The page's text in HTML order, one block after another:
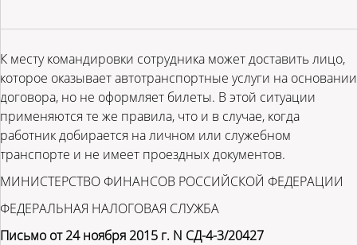
К месту командировки сотрудника может доставить лицо,
которое оказывает автотранспортные услуги на основании
договора, но не оформляет билеты. В этой ситуации
применяются те же правила, что и в случае, когда
работник добирается на личном или служебном
транспорте и не имеет проездных документов.
МИНИСТЕРСТВО ФИНАНСОВ РОССИЙСКОЙ ФЕДЕРАЦИИ
ФЕДЕРАЛЬНАЯ НАЛОГОВАЯ СЛУЖБА
Письмо от 24 ноября 2015 г. N СД-4-3/20427